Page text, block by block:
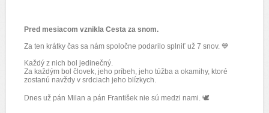
Pred mesiacom vznikla Cesta za snom.
Za ten krátky čas sa nám spoločne podarilo splniť už 7 snov. 💙
Každý z nich bol jedinečný.
Za každým bol človek, jeho príbeh, jeho túžba a okamihy, ktoré
zostanú navždy v srdciach jeho blízkych.
Dnes už pán Milan a pán František nie sú medzi nami. 🕊️